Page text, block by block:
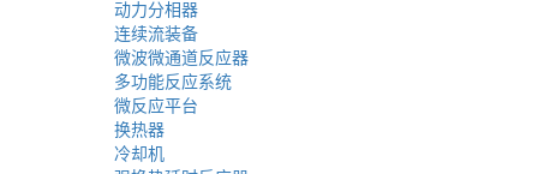
动力分相器
连续流装备
微波微通道反应器
多功能反应系统
微反应平台
换热器
冷却机